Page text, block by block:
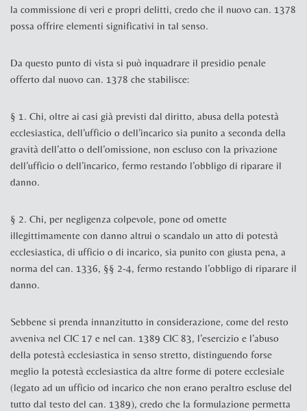
la commissione di veri e propri delitti, credo che il nuovo can. 1378
possa offrire elementi significativi in tal senso.
Da questo punto di vista si può inquadrare il presidio penale
offerto dal nuovo can. 1378 che stabilisce:
§ 1. Chi, oltre ai casi già previsti dal diritto, abusa della potestà
ecclesiastica, dell’ufficio o dell’incarico sia punito a seconda della
gravità dell’atto o dell’omissione, non escluso con la privazione
dell’ufficio o dell’incarico, fermo restando l’obbligo di riparare il
danno.
§ 2. Chi, per negligenza colpevole, pone od omette
illegittimamente con danno altrui o scandalo un atto di potestà
ecclesiastica, di ufficio o di incarico, sia punito con giusta pena, a
norma del can. 1336, §§ 2-4, fermo restando l’obbligo di riparare il
danno.
Sebbene si prenda innanzitutto in considerazione, come del resto
avveniva nel CIC 17 e nel can. 1389 CIC 83, l’esercizio e l’abuso
della potestà ecclesiastica in senso stretto, distinguendo forse
meglio la potestà ecclesiastica da altre forme di potere ecclesiale
(legato ad un ufficio od incarico che non erano peraltro escluse del
tutto dal testo del can. 1389), credo che la formulazione permetta